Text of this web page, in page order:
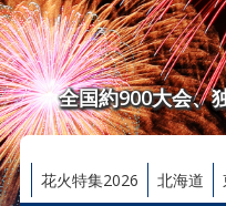
全国約900大会、
花火特集2026 北海道